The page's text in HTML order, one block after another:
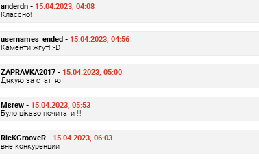
anderdn - 15.04.2023, 04:08
Классно!
usernames_ended - 15.04.2023, 04:56
Каменти жгут! :-D
ZAPRAVKA2017 - 15.04.2023, 05:00
Дякую за статтю
Msrew - 15.04.2023, 05:53
Було цікаво почитати !!!
RicKGrooveR - 15.04.2023, 06:03
вне конкуренции